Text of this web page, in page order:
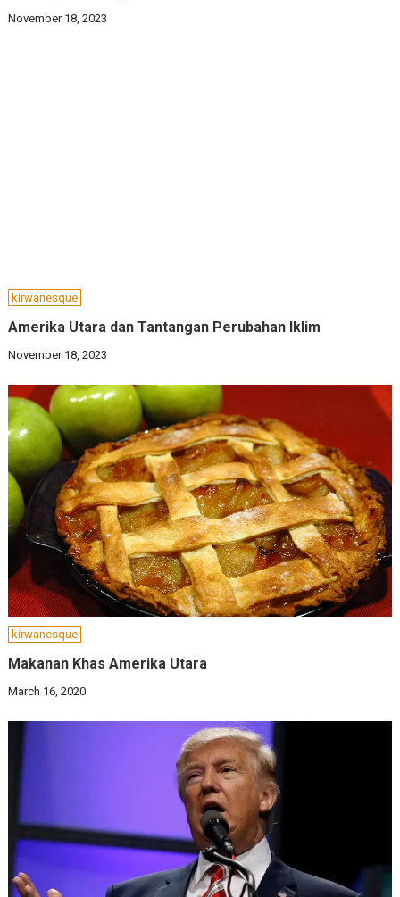
November 18, 2023
kirwanesque
Amerika Utara dan Tantangan Perubahan Iklim
November 18, 2023
kirwanesque
Makanan Khas Amerika Utara
March 16, 2020